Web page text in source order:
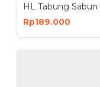
Rp189.000